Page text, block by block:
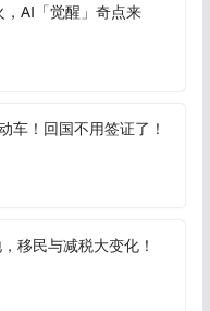
AI「觉醒」奇点来
车！回国不用签证了！
移民与减税大变化！